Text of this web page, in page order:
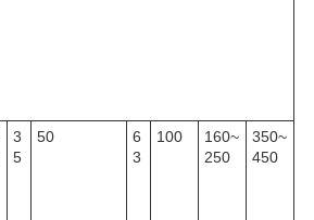
3
5
50
6
3
100
160~
250
350~
450